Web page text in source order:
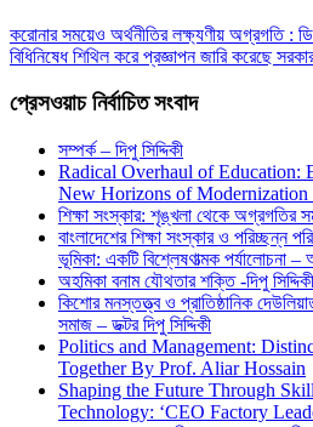
করোনার সময়েও অর্থনীতির লক্ষ্যণীয় অগ্রগতি :
বিধিনিষেধ শিথিল করে প্রজ্ঞাপন জারি করেছে
প্রেসওয়াচ নির্বাচিত সংবাদ
সম্পর্ক – দিপু সিদ্দিকী
Radical Overhaul of Education:
New Horizons of
শিক্ষা সংস্কার: শৃঙ্খলা থেকে অগ্রগতির
বাংলাদেশের শিক্ষা সংস্কার ও পরিচ্ছন্ন
ভূমিকা: একটি বিশ্লেষণাত্মক পর্যালোচনা –
অহমিকা বনাম যৌথতার শক্তি -দিপু সিদ্দিকী
কিশোর মনস্তত্ত্ব ও প্রাতিষ্ঠানিক
সমাজ – ডক্টর দিপু সিদ্দিকী
Politics and Management:
Together By Prof. Aliar Hossain
Shaping the Future Through
Technology: ‘CEO Factory